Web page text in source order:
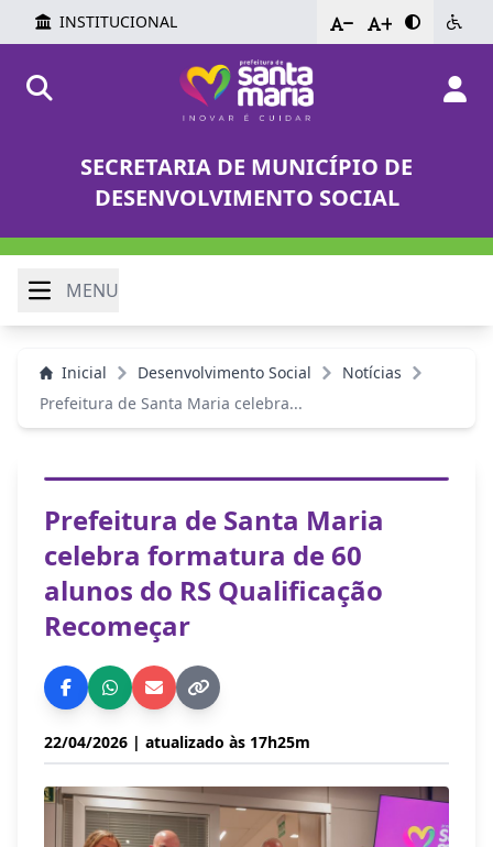
INSTITUCIONAL - +
SECRETARIA DE MUNICÍPIO DE
DESENVOLVIMENTO SOCIAL
MENU
Inicial Desenvolvimento Social
Notícias
Prefeitura de Santa Maria celebra...
Prefeitura de Santa Maria
celebra formatura de 60
alunos do RS Qualificação
Recomeçar
22/04/2026 | atualizado às 17h25m